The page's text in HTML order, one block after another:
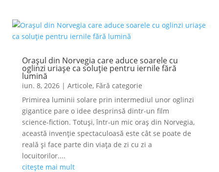
Orașul din Norvegia care aduce soarele cu
oglinzi uriașe ca soluție pentru iernile fără
lumină
iun. 8, 2026| Articole, Fără categorie
Primirea luminii solare prin intermediul unor oglinzi
gigantice pare o idee desprinsă dintr-un film
science-fiction. Totuși, într-un mic oraș din Norvegia,
această invenție spectaculoasă este cât se poate de
reală și face parte din viața de zi cu zi a
locuitorilor....
citește mai mult